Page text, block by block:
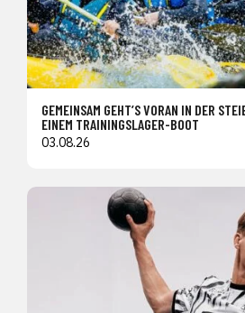
GEMEINSAM GEHT’S VORAN IN DER
EINEM TRAININGSLAGER-BOOT
03.08.26